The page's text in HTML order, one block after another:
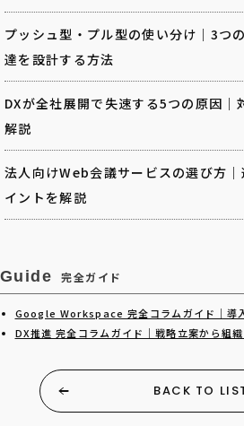
プッシュ型・プル型の使い分け｜3つ
達を設計する方法
DXが全社展開で失速する5つの原因｜
解説
法人向けWeb会議サービスの選び方
イントを解説
Guide 完全ガイド
Google Workspace 完全コラムガイド｜導
DX推進 完全コラムガイド｜戦略立案から組
BACK TO